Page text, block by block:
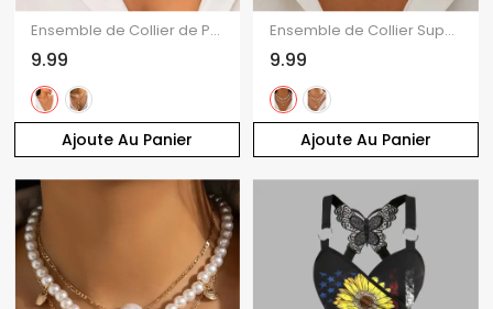
Ajoute Au Panier
Ensemble de Collier de Plage Superposé Coquille et Etoile de Mer en Fausse Perle 2 Pièces
9.99
Ajoute Au Panier
Ensemble de Collier Superposé Coquille Etoile de Mer 4 Pièces
9.99